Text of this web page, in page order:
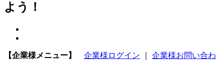
よう！
【企業様メニュー】 企業様ログイン
企業様お問い合わ